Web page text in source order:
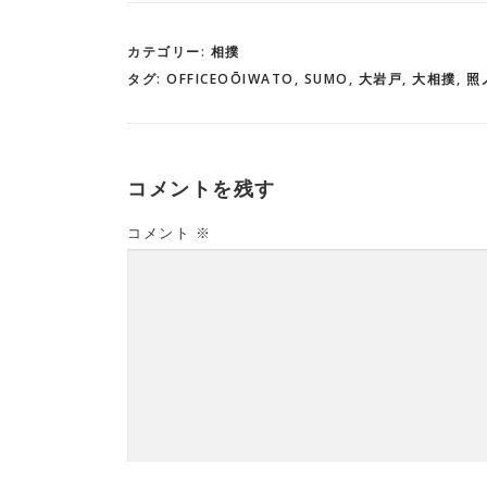
カテゴリー: 相撲
タグ: OFFICEOŌIWATO , SUMO , 大岩戸, 大相撲, 照
コメントを残す
コメント ※